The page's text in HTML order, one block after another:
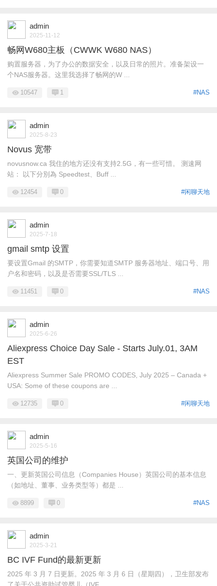
admin
2025-11-12
畅网W680主板（CWWK W680 NAS）
购置服务器，为了办公的数据安全，以及日常的照片。准备架设一
个NAS服务器。这里我选择了畅网的W ...
#NAS
10547 1
admin
2025-8-23
Novus 宽带
novusnow.ca 我住的地方还没有支持2.5G，有一些可惜。 测速网
站： 以下分別為 Speedtest、Buff ...
#闲聊天地
12454 0
admin
2025-7-18
gmail smtp 设置
要设置Gmail 的SMTP，你需要知道SMTP 服务器地址、端口号、用
户名和密码，以及是否需要SSL/TLS ...
#NAS
11451 0
admin
2025-6-26
Aliexpress Choice Day Sale - Starts July.01, 3AM
EST
Aliexpress Summer Sale PROMO CODES, July 2025 – Canada +
USA: Some of these coupons are ...
#闲聊天地
12735 0
admin
2025-5-16
英国公司的维护
一、更新英国公司信息（Companies House）英国公司的基本信息
（如地址、董事、业务类型等）都是 ...
#NAS
8899 0
admin
2025-3-21
BC IVF Fund的最新更新
2025 年 3 月 7 日更新。2025 年 3 月 6 日（星期四），卫生部发布